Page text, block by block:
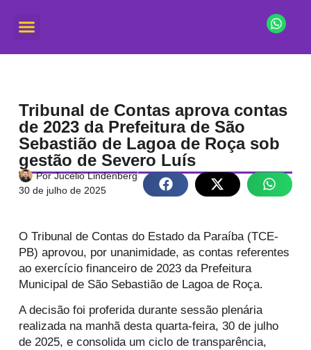
Tribunal de Contas aprova contas
de 2023 da Prefeitura de São
Sebastião de Lagoa de Roça sob
gestão de Severo Luís
PorJucélio Lindenberg
30 de julho de 2025
O Tribunal de Contas do Estado da Paraíba (TCE-
PB) aprovou, por unanimidade, as contas referentes
ao exercício financeiro de 2023 da Prefeitura
Municipal de São Sebastião de Lagoa de Roça.
A decisão foi proferida durante sessão plenária
realizada na manhã desta quarta-feira, 30 de julho
de 2025, e consolida um ciclo de transparência,